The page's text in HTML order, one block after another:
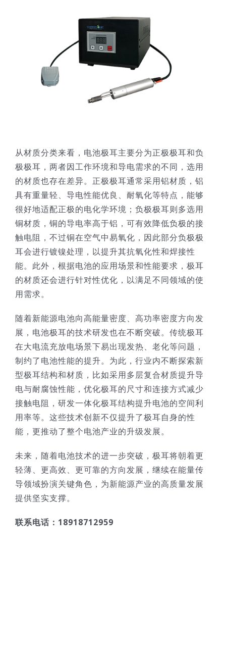
从材质分类来看，电池极耳主要分为正极极耳和负
极极耳，两者因工作环境和导电需求的不同，选用
的材质也存在差异。正极极耳通常采用铝材质，铝
具有重量轻、导电性能优良、耐氧化等特点，能够
很好地适配正极的电化学环境；负极极耳则多选用
铜材质，铜的导电率高于铝，可有效降低负极的接
触电阻，不过铜在空气中易氧化，因此部分负极极
耳会进行镀镍处理，以提升其抗氧化性和焊接性
能。此外，根据电池的应用场景和性能要求，极耳
的材质还会进行针对性优化，以满足不同领域的使
用需求。
随着新能源电池向高能量密度、高功率密度方向发
展，电池极耳的技术研发也在不断突破。传统极耳
在大电流充放电场景下易出现发热、老化等问题，
制约了电池性能的提升。为此，行业内不断探索新
型极耳结构和材质，比如采用多层复合材质提升导
电与耐腐蚀性能，优化极耳的尺寸和连接方式减少
接触电阻，研发一体化极耳结构提升电池的空间利
用率等。这些技术创新不仅提升了极耳自身的性
能，更推动了整个电池产业的升级发展。
未来，随着电池技术的进一步突破，极耳将朝着更
轻薄、更高效、更可靠的方向发展，继续在能量传
导领域扮演关键角色，为新能源产业的高质量发展
提供坚实支撑。
联系电话：18918712959